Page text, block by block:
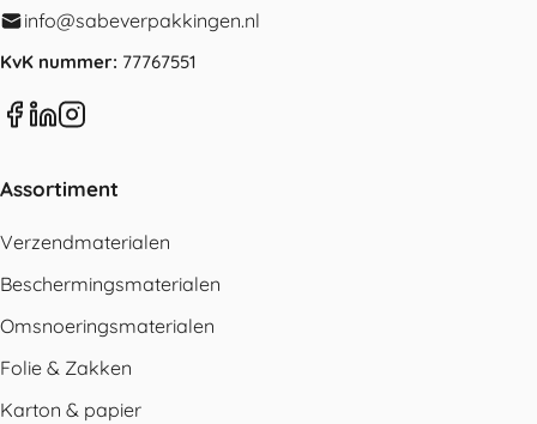
info@sabeverpakkingen.nl
KvK nummer: 77767551
Assortiment
Verzendmaterialen
Beschermingsmaterialen
Omsnoeringsmaterialen
Folie & Zakken
Karton & papier